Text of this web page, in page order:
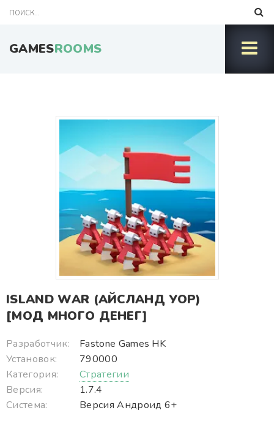
GAMESROOMS
ISLAND WAR (АЙСЛАНД УОР)
[МОД МНОГО ДЕНЕГ]
Разработчик:
Fastone Games HK
Установок:
790000
Категория:
Стратегии
Версия:
1.7.4
Система:
Версия Андроид 6+